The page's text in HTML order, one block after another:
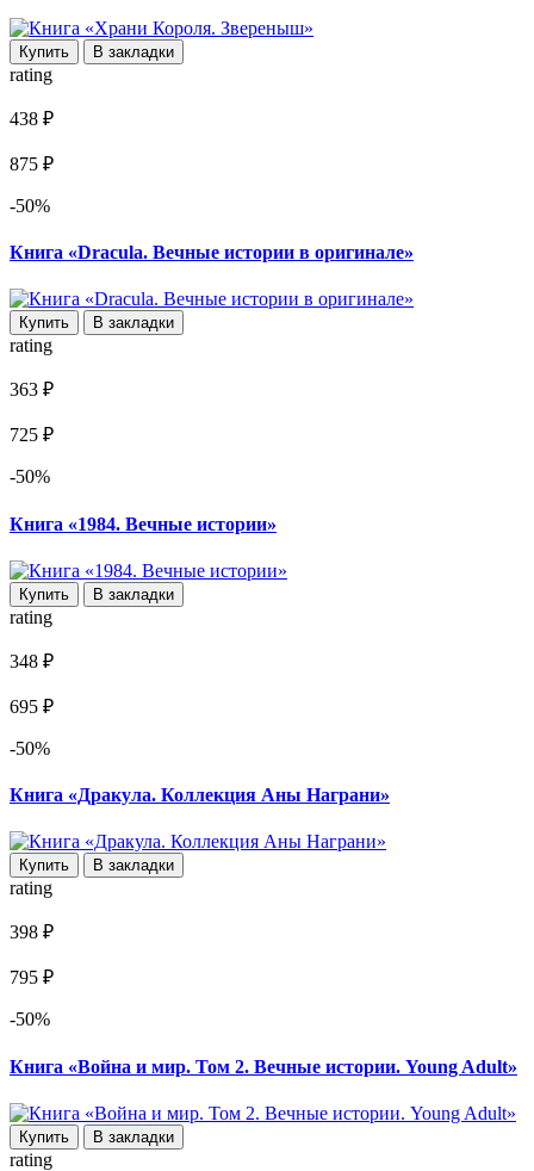
Купить В закладки
rating
438 ₽
875 ₽
-50%
Книга «Dracula. Вечные истории в оригинале»
Купить В закладки
rating
363 ₽
725 ₽
-50%
Книга «1984. Вечные истории»
Купить В закладки
rating
348 ₽
695 ₽
-50%
Книга «Дракула. Коллекция Аны Награни»
Купить В закладки
rating
398 ₽
795 ₽
-50%
Книга «Война и мир. Том 2. Вечные истории. Young Adult»
Купить В закладки
rating